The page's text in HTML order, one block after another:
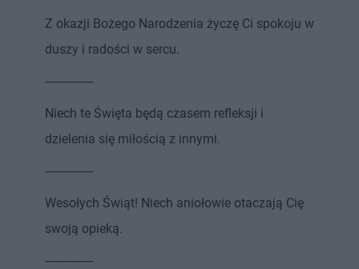
Z okazji Bożego Narodzenia życzę Ci spokoju w
duszy i radości w sercu.
---------------
Niech te Święta będą czasem refleksji i
dzielenia się miłością z innymi.
---------------
Wesołych Świąt! Niech aniołowie otaczają Cię
swoją opieką.
---------------